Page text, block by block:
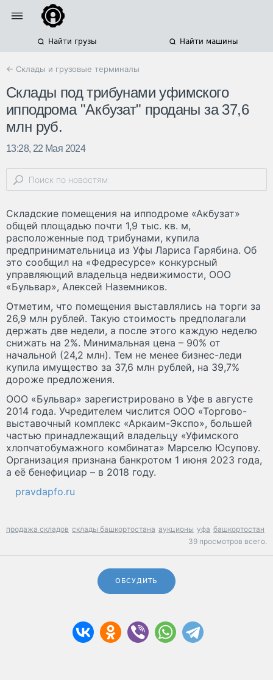
Найти грузы Найти машины
← Склады и грузовые терминалы
Склады под трибунами уфимского
ипподрома "Акбузат" проданы за 37,6
млн руб.
13:28, 22 Мая 2024
Складские помещения на ипподроме «Акбузат»
общей площадью почти 1,9 тыс. кв. м,
расположенные под трибунами, купила
предпринимательница из Уфы Лариса Гарябина. Об
это сообщил на «Федресурсе» конкурсный
управляющий владельца недвижимости, ООО
«Бульвар», Алексей Наземников.
Отметим, что помещения выставлялись на торги за
26,9 млн рублей. Такую стоимость предполагали
держать две недели, а после этого каждую неделю
снижать на 2%. Минимальная цена – 90% от
начальной (24,2 млн). Тем не менее бизнес-леди
купила имущество за 37,6 млн рублей, на 39,7%
дороже предложения.
ООО «Бульвар» зарегистрировано в Уфе в августе
2014 года. Учредителем числится ООО «Торгово-
выставочный комплекс «Аркаим-Экспо», большей
частью принадлежащий владельцу «Уфимского
хлопчатобумажного комбината» Марселю Юсупову.
Организация признана банкротом 1 июня 2023 года,
а её бенефициар – в 2018 году.
pravdapfo.ru
продажа складов склады башкортостана аукционы уфа башкортостан
39 просмотров всего.
ОБСУДИТЬ